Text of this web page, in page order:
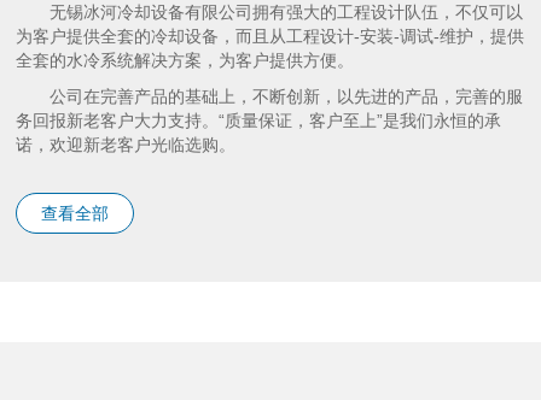
无锡冰河冷却设备有限公司拥有强大的工程设计队伍，不仅可以
为客户提供全套的冷却设备，而且从工程设计-安装-调试-维护，提供
全套的水冷系统解决方案，为客户提供方便。
公司在完善产品的基础上，不断创新，以先进的产品，完善的服
务回报新老客户大力支持。“质量保证，客户至上”是我们永恒的承
诺，欢迎新老客户光临选购。
查看全部